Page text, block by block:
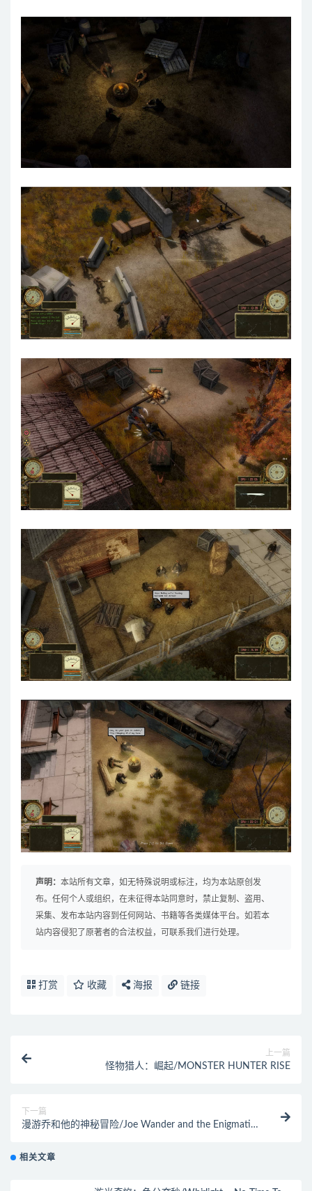
声明： 本站所有文章，如无特殊说明或标注，均为本站原创发
布。任何个人或组织，在未征得本站同意时，禁止复制、盗用、
采集、发布本站内容到任何网站、书籍等各类媒体平台。如若本
站内容侵犯了原著者的合法权益，可联系我们进行处理。
打赏 收藏 海报 链接
上一篇
怪物猎人：崛起/MONSTER HUNTER RISE
下一篇
漫游乔和他的神秘冒险/Joe Wander and the Enigmatic
相关文章